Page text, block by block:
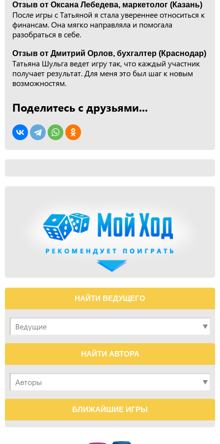
Отзыв от Оксана Лебедева, маркетолог (Казань)
После игры с Татьяной я стала увереннее относиться к
финансам. Она мягко направляла и помогала
разобраться в себе.
Отзыв от Дмитрий Орлов, бухгалтер (Краснодар)
Татьяна Шульга ведет игру так, что каждый участник
получает результат. Для меня это был шаг к новым
возможностям.
Поделитесь с друзьями...
НАЙТИ ВЕДУЩЕГО
НАЙТИ АВТОРА
БЛИЖАЙШИЕ ИГРЫ